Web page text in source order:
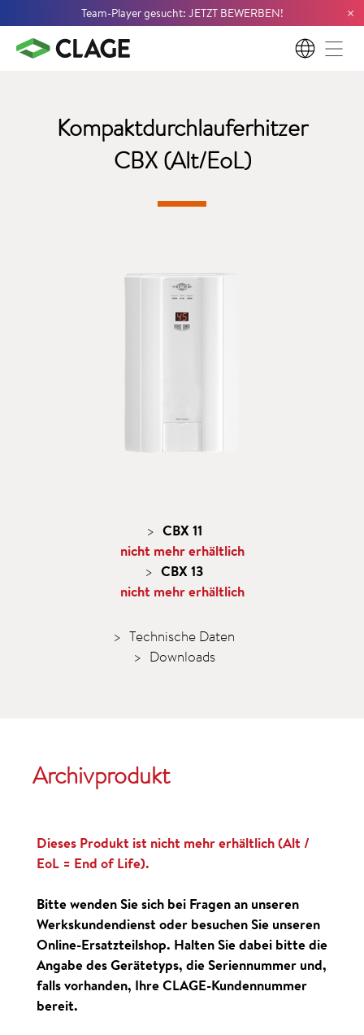
Team-Player gesucht: JETZT BEWERBEN! ×
DE
Kompaktdurchlauferhitzer
CBX (Alt/EoL)
CBX 11
nicht mehr erhältlich
CBX 13
nicht mehr erhältlich
Technische Daten
Downloads
Archivprodukt
Dieses Produkt ist nicht mehr erhältlich (Alt /
EoL = End of Life).
Bitte wenden Sie sich bei Fragen an unseren
Werkskundendienst oder besuchen Sie unseren
Online-Ersatzteilshop. Halten Sie dabei bitte die
Angabe des Gerätetyps, die Seriennummer und,
falls vorhanden, Ihre CLAGE-Kundennummer
bereit.